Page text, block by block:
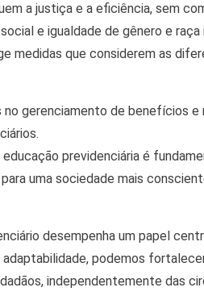
a justiça e a eficiência, sem
e igualdade de gênero e
medidas que considerem as
gerenciamento de benefícios
previdenciária é
uma sociedade mais
desempenha um papel
podemos
independentemente das